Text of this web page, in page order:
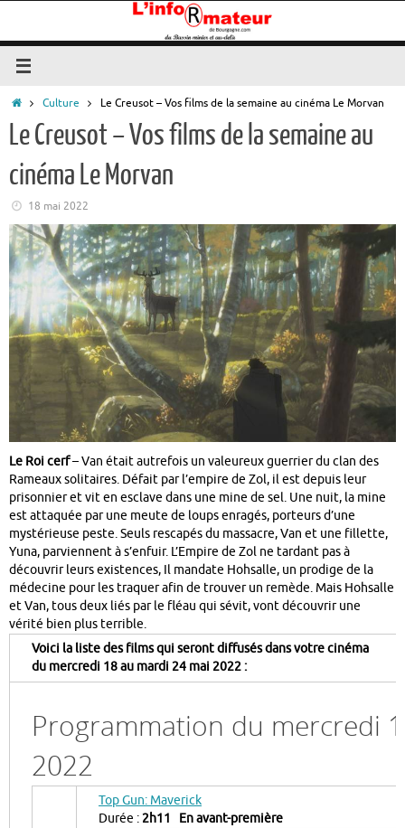
contenu
Accueil
Culture Le Creusot – Vos films de la semaine au cinéma Le Morvan
Le Creusot – Vos films de la semaine au
cinéma Le Morvan
18 mai 2022
Le Roi cerf– Van était autrefois un valeureux guerrier du clan des
Rameaux solitaires. Défait par l’empire de Zol, il est depuis leur
prisonnier et vit en esclave dans une mine de sel. Une nuit, la mine
est attaquée par une meute de loups enragés, porteurs d’une
mystérieuse peste. Seuls rescapés du massacre, Van et une fillette,
Yuna, parviennent à s’enfuir. L’Empire de Zol ne tardant pas à
découvrir leurs existences, Il mandate Hohsalle, un prodige de la
médecine pour les traquer afin de trouver un remède. Mais Hohsalle
et Van, tous deux liés par le fléau qui sévit, vont découvrir une
vérité bien plus terrible.
Voici la liste des films qui seront diffusés dans votre cinéma
du mercredi 18 au mardi 24 mai 2022 :
Programmation du mercredi
2022
Top Gun: Maverick
Durée :2h11
En avant-première